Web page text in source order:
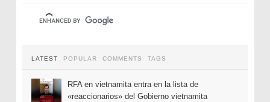
LATEST POPULAR COMMENTS TAGS
RFA en vietnamita entra en la lista de
«reaccionarios» del Gobierno vietnamita